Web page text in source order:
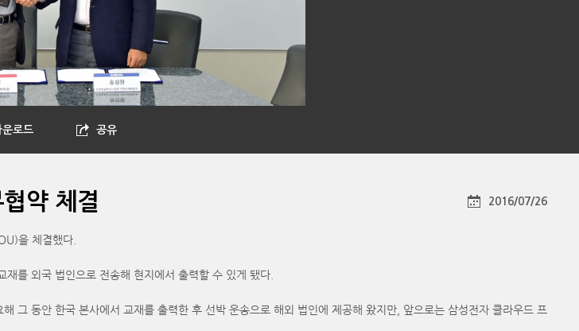
운로드 공유
약 체결 2016/07/26
을 체결했다.
를 외국 법인으로 전송해 현지에서 출력할 수 있게 됐다.
그 동안 한국 본사에서 교재를 출력한 후 선박 운송으로 해외 법인에 제공해 왔지만, 앞으로는 삼성전자 클라우드 프